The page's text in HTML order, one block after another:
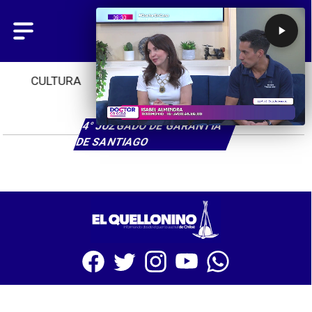
CULTURA TENDENCIAS INICIO
4° JUZGADO DE GARANTÍA
DE SANTIAGO